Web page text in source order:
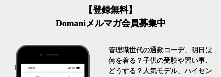
【登録無料】
Domaniメルマガ会員募集中
管理職世代の通勤コーデ、明日は
何を着る？子供の受験や習い事、
どうする？人気モデル、ハイセン